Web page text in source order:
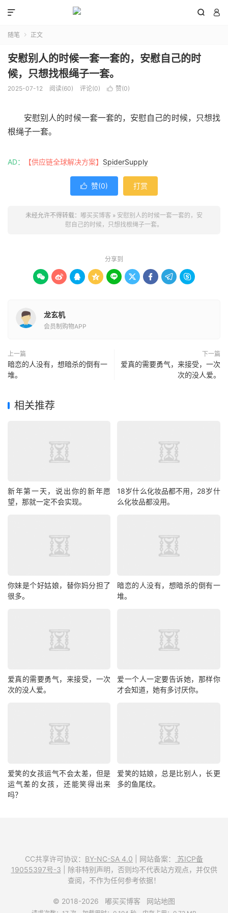
 

随笔  正文
安慰别人的时候一套一套的，安慰自己的时
候，只想找根绳子一套。
2025-07-12 阅读(60) 评论(0)  赞(0)
安慰别人的时候一套一套的，安慰自己的时候，只想找
根绳子一套。
AD： 【供应链全球解决方案】 SpiderSupply
 赞(0) 打赏
未经允许不得转载： 嘟买买博客 » 安慰别人的时候一套一套的，安
慰自己的时候，只想找根绳子一套。
分享到
        
龙玄机
会员制购物APP
上一篇
暗恋的人没有，想暗杀的倒有一
堆。
下一篇
爱真的需要勇气，来接受，一次
次的没人爱。
相关推荐
新年第一天，说出你的新年愿
望，那就一定不会实现。
18岁什么化妆品都不用，28岁什
么化妆品都没用。
你妹是个好姑娘，替你妈分担了
很多。
暗恋的人没有，想暗杀的倒有一
堆。
爱真的需要勇气，来接受，一次
次的没人爱。
爱一个人一定要告诉她，那样你
才会知道，她有多讨厌你。
爱笑的女孩运气不会太差，但是
运气差的女孩，还能笑得出来
吗？
爱笑的姑娘，总是比别人，长更
多的鱼尾纹。
CC共享许可协议： BY-NC-SA 4.0 | 网站备案：
苏ICP备
19055397号-3 | 除非特别声明，否则均不代表站方观点，并仅供
查阅，不作为任何参考依据！
© 2018-2026 嘟买买博客 网站地图